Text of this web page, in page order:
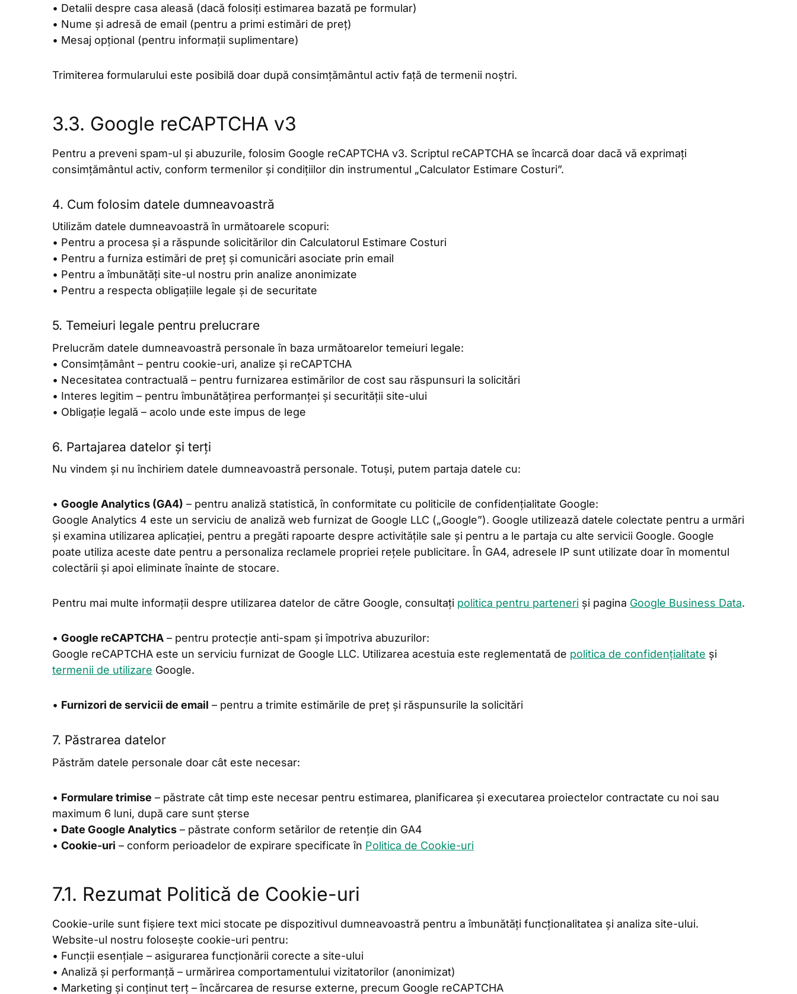
• Detalii despre casa aleasă (dacă folosiți estimarea bazată pe formular)
• Nume și adresă de email (pentru a primi estimări de preț)
• Mesaj opțional (pentru informații suplimentare)
Trimiterea formularului este posibilă doar după consimțământul activ față de termenii noștri.
3.3. Google reCAPTCHA v3
Pentru a preveni spam-ul și abuzurile, folosim Google reCAPTCHA v3. Scriptul reCAPTCHA se încarcă doar dacă vă exprimați
consimțământul activ, conform termenilor și condițiilor din instrumentul „Calculator Estimare Costuri”.
4. Cum folosim datele dumneavoastră
Utilizăm datele dumneavoastră în următoarele scopuri:
• Pentru a procesa și a răspunde solicitărilor din Calculatorul Estimare Costuri
• Pentru a furniza estimări de preț și comunicări asociate prin email
• Pentru a îmbunătăți site-ul nostru prin analize anonimizate
• Pentru a respecta obligațiile legale și de securitate
5. Temeiuri legale pentru prelucrare
Prelucrăm datele dumneavoastră personale în baza următoarelor temeiuri legale:
• Consimțământ – pentru cookie-uri, analize și reCAPTCHA
• Necesitatea contractuală – pentru furnizarea estimărilor de cost sau răspunsuri la solicitări
• Interes legitim – pentru îmbunătățirea performanței și securității site-ului
• Obligație legală – acolo unde este impus de lege
6. Partajarea datelor și terți
Nu vindem și nu închiriem datele dumneavoastră personale. Totuși, putem partaja datele cu:
• Google Analytics (GA4) – pentru analiză statistică, în conformitate cu politicile de confidențialitate Google:
Google Analytics 4 este un serviciu de analiză web furnizat de Google LLC („Google”). Google utilizează datele colectate pentru a urmări
și examina utilizarea aplicației, pentru a pregăti rapoarte despre activitățile sale și pentru a le partaja cu alte servicii Google. Google
poate utiliza aceste date pentru a personaliza reclamele propriei rețele publicitare. În GA4, adresele IP sunt utilizate doar în momentul
colectării și apoi eliminate înainte de stocare.
Pentru mai multe informații despre utilizarea datelor de către Google, consultați politica pentru parteneri și pagina Google Business Data.
• Google reCAPTCHA – pentru protecție anti-spam și împotriva abuzurilor:
Google reCAPTCHA este un serviciu furnizat de Google LLC. Utilizarea acestuia este reglementată de politica de confidențialitate și
termenii de utilizare Google.
• Furnizori de servicii de email – pentru a trimite estimările de preț și răspunsurile la solicitări
7. Păstrarea datelor
Păstrăm datele personale doar cât este necesar:
• Formulare trimise – păstrate cât timp este necesar pentru estimarea, planificarea și executarea proiectelor contractate cu noi sau
maximum 6 luni, după care sunt șterse
• Date Google Analytics – păstrate conform setărilor de retenție din GA4
• Cookie-uri – conform perioadelor de expirare specificate în Politica de Cookie-uri
7.1. Rezumat Politică de Cookie-uri
Cookie-urile sunt fișiere text mici stocate pe dispozitivul dumneavoastră pentru a îmbunătăți funcționalitatea și analiza site-ului.
Website-ul nostru folosește cookie-uri pentru:
• Funcții esențiale – asigurarea funcționării corecte a site-ului
• Analiză și performanță – urmărirea comportamentului vizitatorilor (anonimizat)
• Marketing și conținut terț – încărcarea de resurse externe, precum Google reCAPTCHA